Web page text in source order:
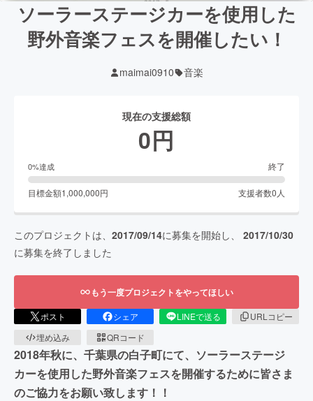
ソーラーステージカーを使用した
野外音楽フェスを開催したい！
maimai0910 音楽
現在の支援総額
0円
0%達成 終了
目標金額1,000,000円 支援者数0 人
このプロジェクトは、 2017/09/14に募集を開始し、 2017/10/30
に募集を終了しました
もう一度プロジェクトをやってほしい
ポスト シェア LINEで送る
URLコピー
埋め込み
QRコード
2018年秋に、千葉県の白子町にて、ソーラーステージ
カーを使用した野外音楽フェスを開催するために皆さま
のご協力をお願い致します！！